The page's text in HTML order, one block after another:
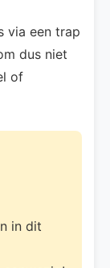
via een trap
dus niet
of
in dit